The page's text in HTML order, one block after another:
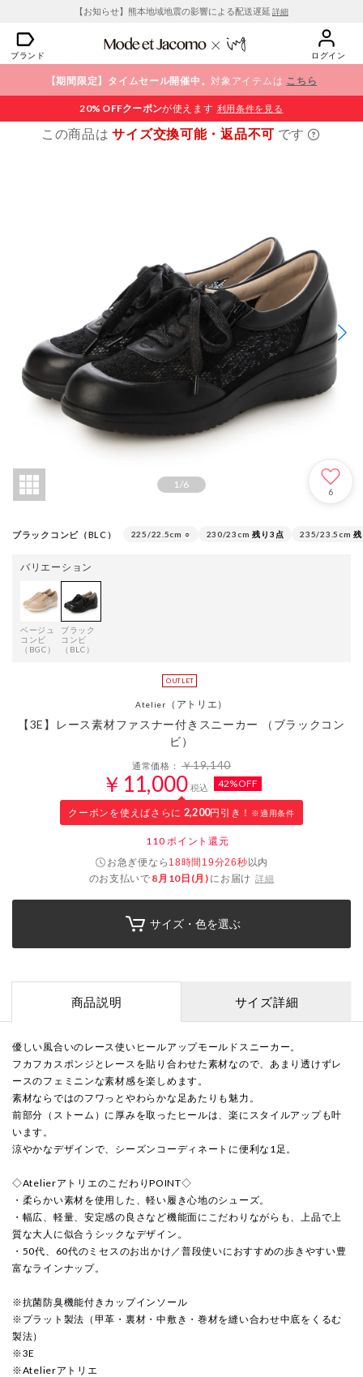
【お知らせ】熊本地域地震の影響による配送遅延 詳細
ブランド ログイン
【期間限定】タイムセール開催中。対象アイテムは こちら
20% OFFクーポンが使えます 利用条件を見る
この商品はサイズ交換可能・返品不可 です
1/6
6
ブラックコンビ（BLC） 225/22.5cm ○ 230/23cm 残り3点 235/23.5cm
バリエーション
ベージュ
コンビ
（BGC）
ブラック
コンビ
（BLC）
Atelier （アトリエ）
【3E】レース素材ファスナー付きスニーカー （ブラックコン
ビ）
通常価格：￥19,140
￥11,000 税込 42%OFF
クーポンを使えばさらに 2,200円引き！ ※適用条件
110 ポイント還元
お急ぎ便なら 18時間19分25秒以内
のお支払いで 8月10日(月) にお届け 詳細
サイズ・色を選ぶ
商品説明 サイズ詳細
優しい風合いのレース使いヒールアップモールドスニーカー。
フカフカスポンジとレースを貼り合わせた素材なので、あまり透けずレ
ースのフェミニンな素材感を楽しめます。
素材ならではのフワっとやわらかな足あたりも魅力。
前部分（ストーム）に厚みを取ったヒールは、楽にスタイルアップも叶
います。
涼やかなデザインで、シーズンコーディネートに便利な1足。
◇AtelierアトリエのこだわりPOINT◇
・柔らかい素材を使用した、軽い履き心地のシューズ。
・幅広、軽量、安定感の良さなど機能面にこだわりながらも、上品で上
質な大人に似合うシックなデザイン。
・50代、60代のミセスのお出かけ／普段使いにおすすめの歩きやすい豊
富なラインナップ。
※抗菌防臭機能付きカップインソール
※プラット製法（甲革・裏材・中敷き・巻材を縫い合わせ中底をくるむ
製法）
※3E
※Atelierアトリエ